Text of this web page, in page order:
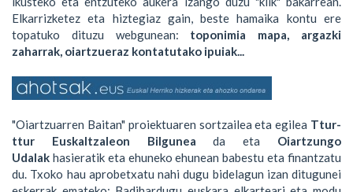
Elkarrizketez eta hiztegiaz gain, beste hamaika kontu ere
topatuko dituzu webgunean: toponimia mapa, argazki
zaharrak, oiartzueraz kontatutako ipuiak...
"Oiartzuarren Baitan" proiektuaren sortzailea eta egilea Ttur-
ttur Euskaltzaleon Bilguneada eta Oiartzungo
Udalak hasieratik eta ehuneko ehunean babestu eta finantzatu
du. Txoko hau aprobetxatu nahi dugu bidelagun izan ditugunei